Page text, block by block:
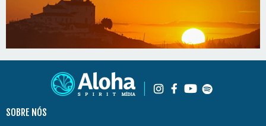
SOBRE NÓS